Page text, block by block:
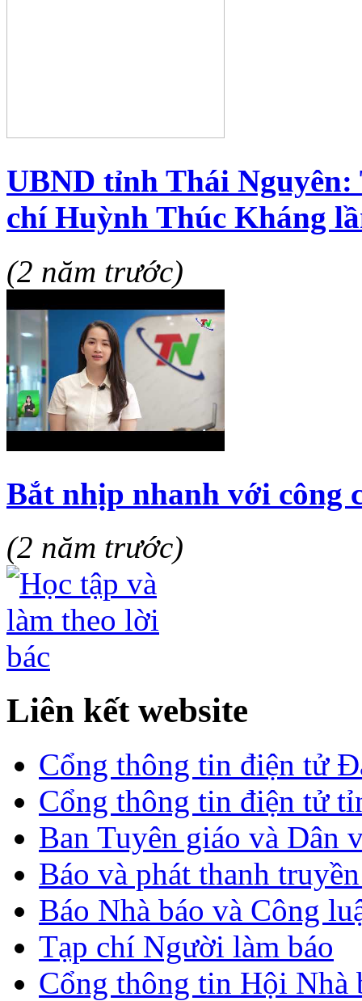
UBND tỉnh Thái
chí Huỳnh Thúc Kháng
(2 năm trước)
Bắt nhịp nhanh với công
(2 năm trước)
Liên kết website
Cổng thông tin điện tử
Cổng thông tin điện tử
Ban Tuyên giáo và Dân
Báo và phát thanh
Báo Nhà báo và Công
Tạp chí Người làm báo
Cổng thông tin Hội Nhà